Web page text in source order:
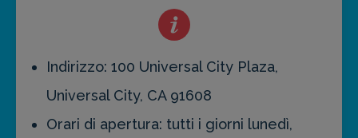
Indirizzo: 100 Universal City Plaza,
Universal City, CA 91608
Orari di apertura: tutti i giorni lunedì,